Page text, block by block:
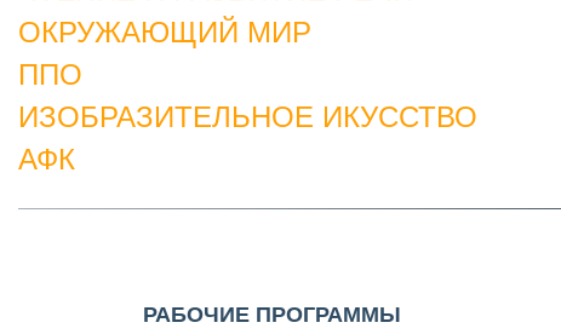
ОКРУЖАЮЩИЙ МИР
ППО
ИЗОБРАЗИТЕЛЬНОЕ ИКУССТВО
АФК
РАБОЧИЕ ПРОГРАММЫ